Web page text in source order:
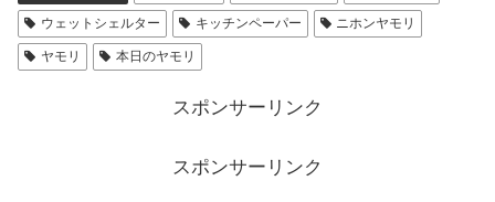
ウェットシェルター キッチンペーパー ニホンヤモリ
ヤモリ 本日のヤモリ
スポンサーリンク
スポンサーリンク